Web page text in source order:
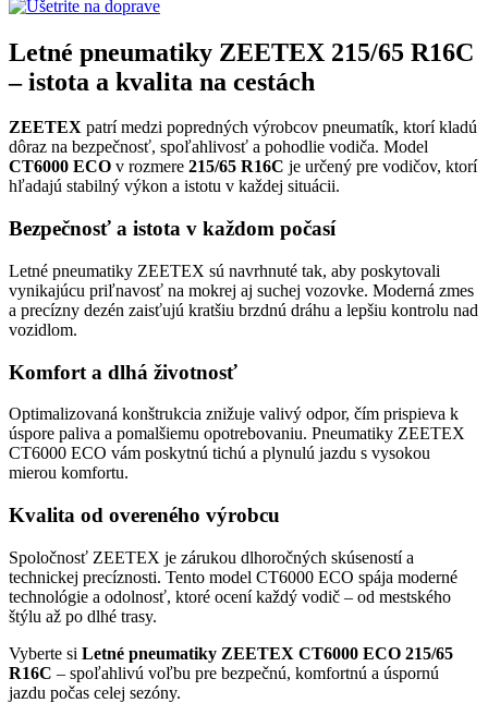
Letné pneumatiky ZEETEX 215/65 R16C
– istota a kvalita na cestách
ZEETEX patrí medzi popredných výrobcov pneumatík, ktorí kladú
dôraz na bezpečnosť, spoľahlivosť a pohodlie vodiča. Model
CT6000 ECO v rozmere 215/65 R16C je určený pre vodičov, ktorí
hľadajú stabilný výkon a istotu v každej situácii.
Bezpečnosť a istota v každom počasí
Letné pneumatiky ZEETEX sú navrhnuté tak, aby poskytovali
vynikajúcu priľnavosť na mokrej aj suchej vozovke. Moderná zmes
a precízny dezén zaisťujú kratšiu brzdnú dráhu a lepšiu kontrolu nad
vozidlom.
Komfort a dlhá životnosť
Optimalizovaná konštrukcia znižuje valivý odpor, čím prispieva k
úspore paliva a pomalšiemu opotrebovaniu. Pneumatiky ZEETEX
CT6000 ECO vám poskytnú tichú a plynulú jazdu s vysokou
mierou komfortu.
Kvalita od overeného výrobcu
Spoločnosť ZEETEX je zárukou dlhoročných skúseností a
technickej precíznosti. Tento model CT6000 ECO spája moderné
technológie a odolnosť, ktoré ocení každý vodič – od mestského
štýlu až po dlhé trasy.
Vyberte si Letné pneumatiky ZEETEX CT6000 ECO 215/65
R16C – spoľahlivú voľbu pre bezpečnú, komfortnú a úspornú
jazdu počas celej sezóny.